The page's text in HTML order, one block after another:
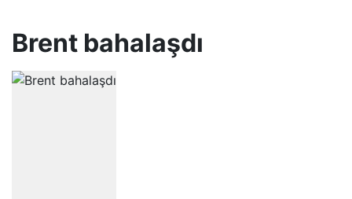
Brent bahalaşdı